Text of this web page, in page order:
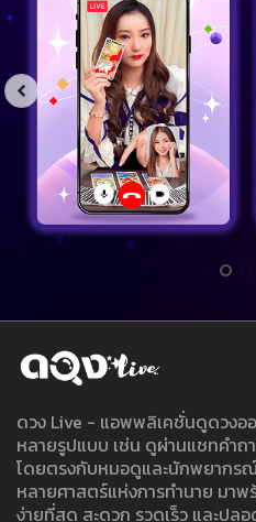
ดวง Live - แอพพลิเคชั่นดูดวงอ
หลายรูปแบบ เช่น ดูผ่านแชทคำ
โดยตรงกับหมอดูและนักพยากร
หลายศาสตร์แห่งการทำนาย มา
ง่ายที่สุด สะดวก รวดเร็ว และปล